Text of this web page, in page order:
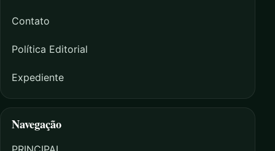
Contato
Política Editorial
Expediente
Navegação